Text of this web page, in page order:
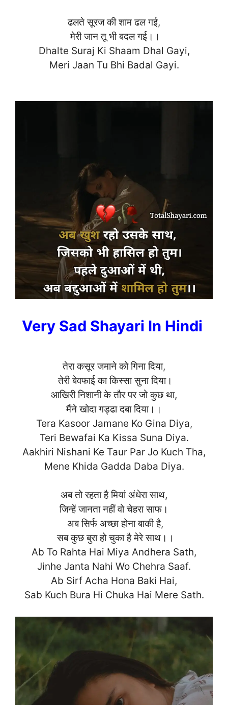
ढलते सूरज की शाम ढल गई,
मेरी जान तू भी बदल गई।।
Dhalte Suraj Ki Shaam Dhal Gayi,
Meri Jaan Tu Bhi Badal Gayi.
Very Sad Shayari In Hindi
तेरा कसूर जमाने को गिना दिया,
तेरी बेवफाई का किस्सा सुना दिया।
आखिरी निशानी के तौर पर जो कुछ था,
मैंने खोदा गड्ढा दबा दिया।।
Tera Kasoor Jamane Ko Gina Diya,
Teri Bewafai Ka Kissa Suna Diya.
Aakhiri Nishani Ke Taur Par Jo Kuch Tha,
Mene Khida Gadda Daba Diya.
अब तो रहता है मियां अंधेरा साथ,
जिन्हें जानता नहीं वो चेहरा साफ।
अब सिर्फ अच्छा होना बाकी है,
सब कुछ बुरा हो चुका है मेरे साथ।।
Ab To Rahta Hai Miya Andhera Sath,
Jinhe Janta Nahi Wo Chehra Saaf.
Ab Sirf Acha Hona Baki Hai,
Sab Kuch Bura Hi Chuka Hai Mere Sath.